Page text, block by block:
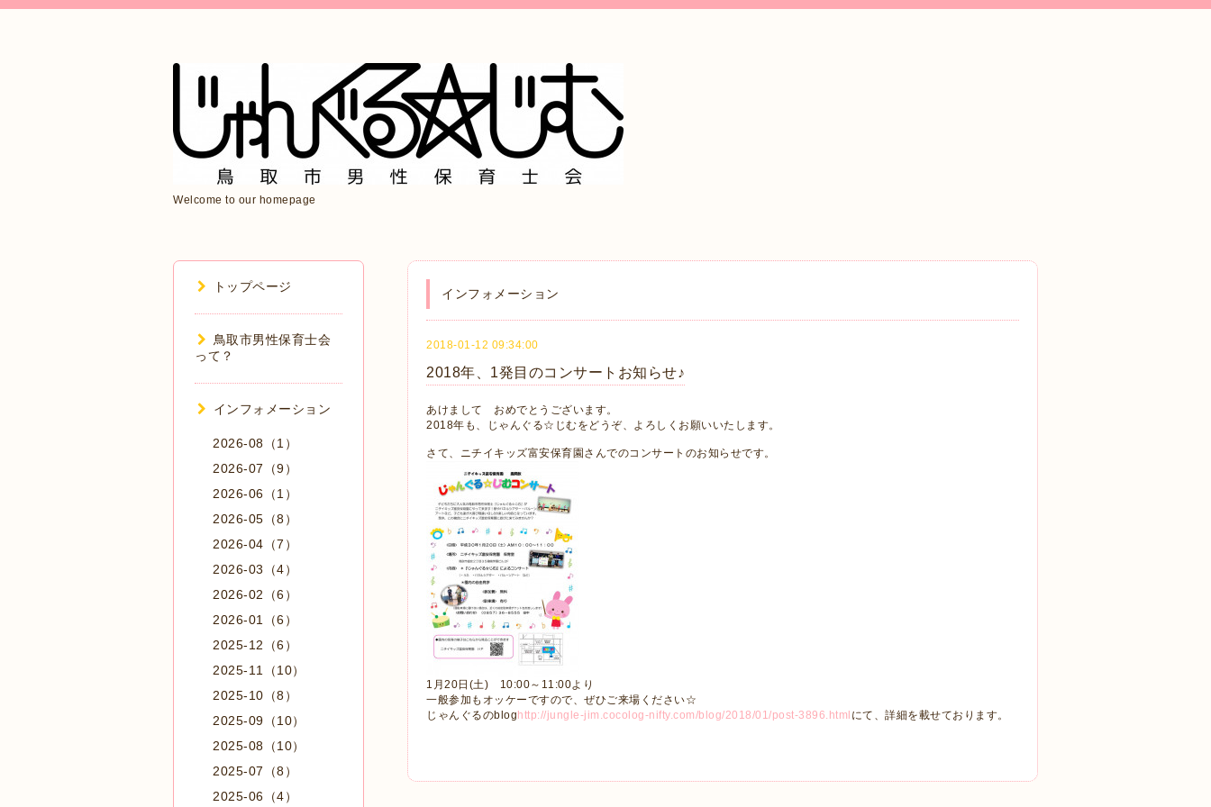
Welcome to our homepage
インフォメーション
2018-01-12 09:34:00
2018年、1発目のコンサートお知らせ♪
あけまして おめでとうございます。
2018年も、じゃんぐる☆じむをどうぞ、よろしくお願いいたします。
さて、ニチイキッズ富安保育園さんでのコンサートのお知らせです。
1月20日(土) 10:00～11:00より
一般参加もオッケーですので、ぜひご来場ください☆
じゃんぐるのblog http://jungle-jim.cocolog-nifty.com/blog/2018/01/post-3896.html にて、詳細を載せております。
トップページ
鳥取市男性保育士会
って？
インフォメーション
2026-08（1）
2026-07（9）
2026-06（1）
2026-05（8）
2026-04（7）
2026-03（4）
2026-02（6）
2026-01（6）
2025-12（6）
2025-11（10）
2025-10（8）
2025-09（10）
2025-08（10）
2025-07（8）
2025-06（4）